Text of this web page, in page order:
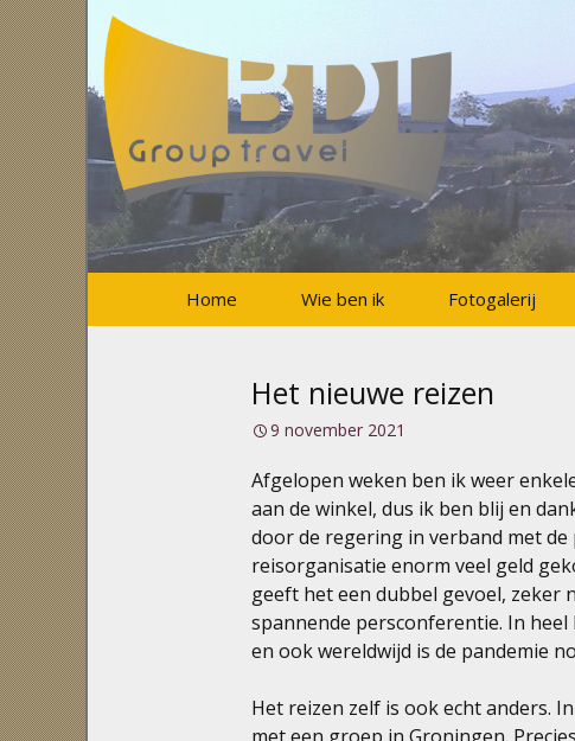
BDL-
Grouptravel
B.V.
Groepsreizen op maat!
Home Wie ben ik Fotogalerij
Het nieuwe reizen
9 november 2021
Afgelopen weken ben ik weer
aan de winkel, dus ik ben blij en
door de regering in verband met
reisorganisatie enorm veel geld
geeft het een dubbel gevoel, zeker
spannende persconferentie. In
en ook wereldwijd is de pandemie
Het reizen zelf is ook echt anders.